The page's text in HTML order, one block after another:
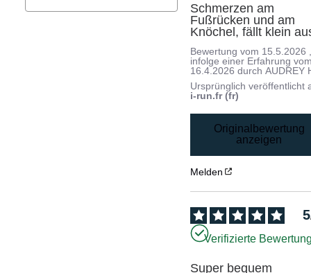
Schmerzen am
Fußrücken und am
Knöchel, fällt klein
Bewertung vom 15.5.2026
infolge einer Erfahrung
16.4.2026 durchAUDREY
Ursprünglich veröffentlicht
i-run.fr (fr)
Originalbewertung
anzeigen
Melden
5
Verifizierte
Super bequem